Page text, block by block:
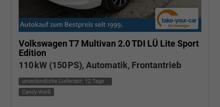
Volkswagen T7 Multivan 2.0 TDI LÜ Lite Sport
Edition
110 kW (150 PS), Automatik, Frontantrieb
unverbindliche Lieferzeit: 12 Tage
Candy-Weiß